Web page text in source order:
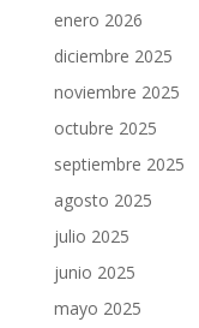
enero 2026
diciembre 2025
noviembre 2025
octubre 2025
septiembre 2025
agosto 2025
julio 2025
junio 2025
mayo 2025